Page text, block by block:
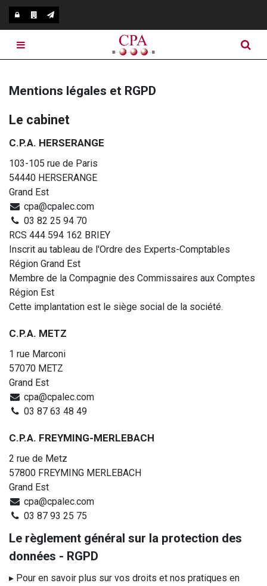
Nos bureaux
Nos équipes
Recrutement
Expertise comptable
Expertise fiscale
Expertise sociale RH
Expertise digitale
Expertise juridique
Service back office et service bureau
Aide à la création d’entreprise
Audit, Commissariat aux comptes
Nos sites utiles
Infos pratiques
Secteurs
Blog
Mentions légales et RGPD
Le cabinet
C.P.A. HERSERANGE
103-105 rue de Paris
54440 HERSERANGE
Grand Est
cpa@cpalec.com
03 82 25 94 70
RCS 444 594 162 BRIEY
Inscrit au tableau de l'Ordre des Experts-Comptables
Région Grand Est
Membre de la Compagnie des Commissaires aux Comptes
Région Est
Cette implantation est le siège social de la société.
C.P.A. METZ
1 rue Marconi
57070 METZ
Grand Est
cpa@cpalec.com
03 87 63 48 49
C.P.A. FREYMING-MERLEBACH
2 rue de Metz
57800 FREYMING MERLEBACH
Grand Est
cpa@cpalec.com
03 87 93 25 75
Le règlement général sur la protection des
données - RGPD
▸ Pour en savoir plus sur vos droits et nos pratiques en